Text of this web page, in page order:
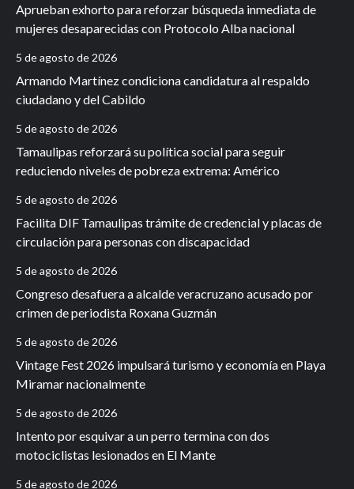
Aprueban exhorto para reforzar búsqueda inmediata de
mujeres desaparecidas con Protocolo Alba nacional
5 de agosto de 2026
Armando Martínez condiciona candidatura al respaldo
ciudadano y del Cabildo
5 de agosto de 2026
Tamaulipas reforzará su política social para seguir
reduciendo niveles de pobreza extrema: Américo
5 de agosto de 2026
Facilita DIF Tamaulipas trámite de credencial y placas de
circulación para personas con discapacidad
5 de agosto de 2026
Congreso desafuera a alcalde veracruzano acusado por
crimen de periodista Roxana Guzmán
5 de agosto de 2026
Vintage Fest 2026 impulsará turismo y economía en Playa
Miramar nacionalmente
5 de agosto de 2026
Intento por esquivar a un perro termina con dos
motociclistas lesionados en El Mante
5 de agosto de 2026